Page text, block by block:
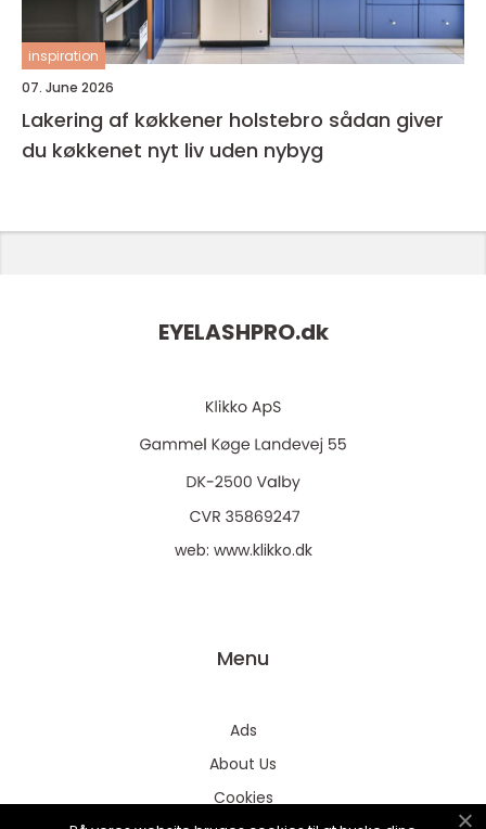
inspiration
07. June 2026
Lakering af køkkener holstebro sådan giver
du køkkenet nyt liv uden nybyg
EYELASHPRO.dk
web: www.klikko.dk
Menu
Ads
About Us
Cookies